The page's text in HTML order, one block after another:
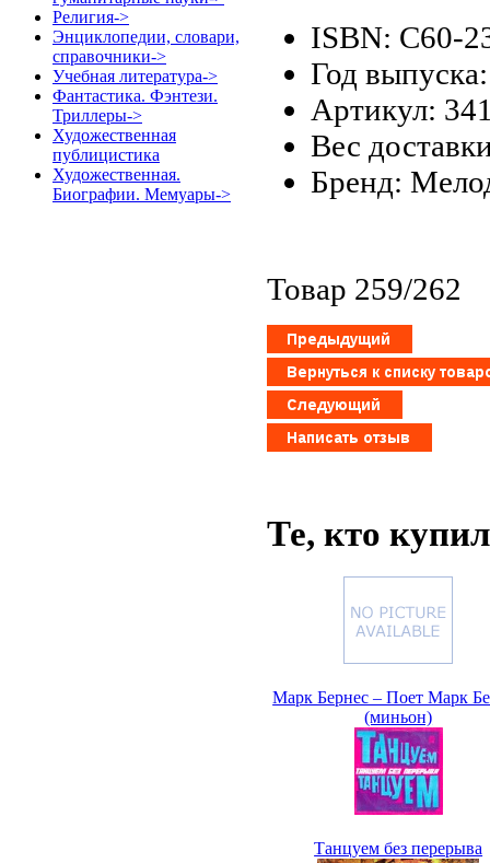
Религия->
Энциклопедии, словари,
справочники->
Учебная литература->
Фантастика. Фэнтези.
Триллеры->
Художественная
публицистика
Художественная.
Биографии. Мемуары->
ISBN: С60-
Год
Артикул:
Вес
Бренд:
Товар 259/262
Те, кто
Марк Бернес – Поет Марк
(миньон)
Танцуем без перерыва